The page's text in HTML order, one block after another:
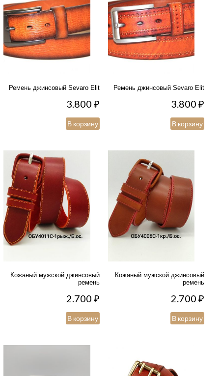
Ремень джинсовый Sevaro Elit
3.800₽
В корзину
Ремень джинсовый Sevaro Elit
3.800₽
В корзину
Кожаный мужской джинсовый
ремень
2.700₽
В корзину
Кожаный мужской джинсовый
ремень
2.700₽
В корзину